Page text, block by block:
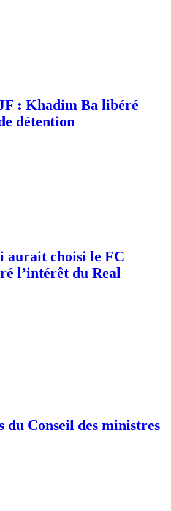
: Khadim Ba libéré
détention
aurait choisi le FC
l’intérêt du Real
du Conseil des ministres